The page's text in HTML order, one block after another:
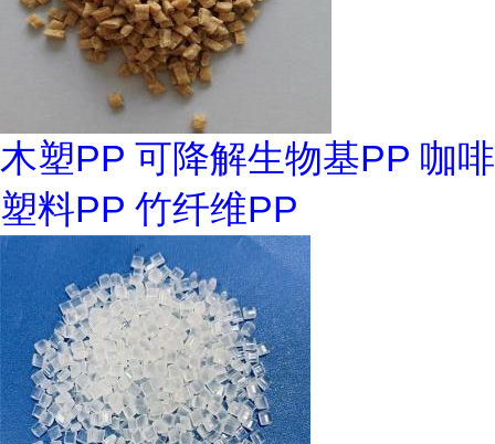
木塑PP 可降解生物基PP 咖啡
塑料PP 竹纤维PP